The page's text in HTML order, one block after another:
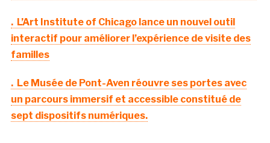
. L’Art Institute of Chicago lance un nouvel outil
interactif pour améliorer l’expérience de visite des
familles
. Le Musée de Pont-Aven réouvre ses portes avec
un parcours immersif et accessible constitué de
sept dispositifs numériques.